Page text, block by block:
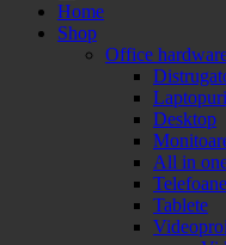
Home
Shop
Office
Laptopuri
Desktop
All in
Tablete